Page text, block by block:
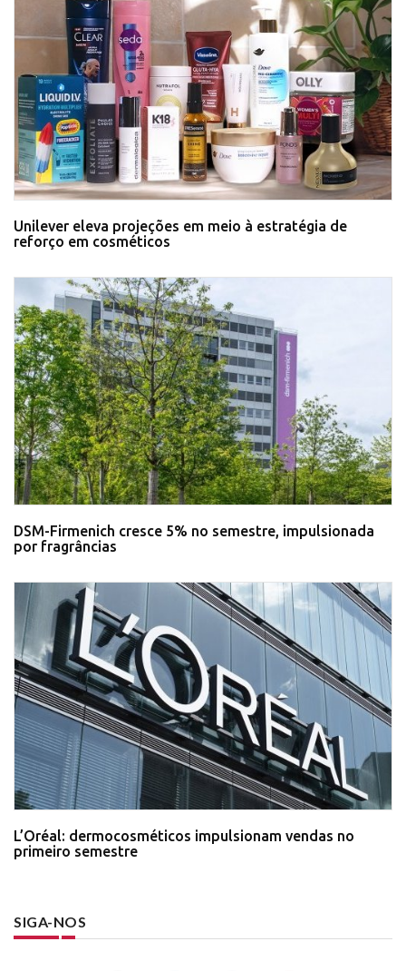
Unilever eleva projeções em meio à estratégia de
reforço em cosméticos
DSM-Firmenich cresce 5% no semestre, impulsionada
por fragrâncias
L’Oréal: dermocosméticos impulsionam vendas no
primeiro semestre
SIGA-NOS